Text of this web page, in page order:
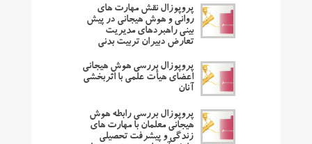
پروپوزال نقش مهارت های
روانی و هوش هیجانی در پیش
بینی راهبردهای مدیریت
تعارض دبیران تربیت بدنی
پروپوزال بررسی هوش هیجانی
اعضای هیأت علمی با اثربخشی
آنان
پروپوزال بررسی رابطه هوش
هیجانی معلمان با مهارت های
زندگی و پیشرفت تحصیلی